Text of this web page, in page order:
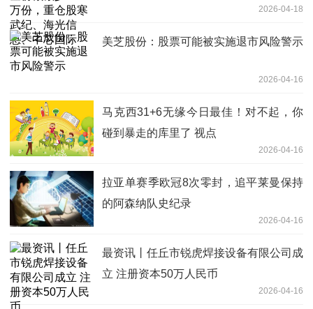
2026-04-18
美芝股份：股票可能被实施退市风险警示
2026-04-16
马克西31+6无缘今日最佳！对不起，你
碰到暴走的库里了 视点
2026-04-16
拉亚单赛季欧冠8次零封，追平莱曼保持
的阿森纳队史纪录
2026-04-16
最资讯丨任丘市锐虎焊接设备有限公司成
立 注册资本50万人民币
2026-04-16